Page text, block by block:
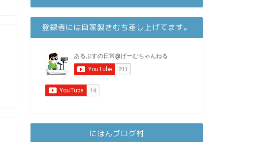
登録者には自家製きむち差し上げてます。
にほんブログ村